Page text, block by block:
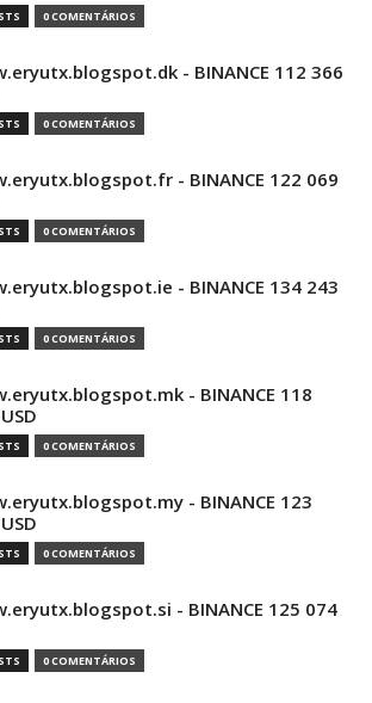
0 COMENTÁRIOS
- BINANCE 112 366
0 COMENTÁRIOS
- BINANCE 122 069
0 COMENTÁRIOS
- BINANCE 134 243
0 COMENTÁRIOS
- BINANCE 118
0 COMENTÁRIOS
- BINANCE 123
0 COMENTÁRIOS
- BINANCE 125 074
0 COMENTÁRIOS